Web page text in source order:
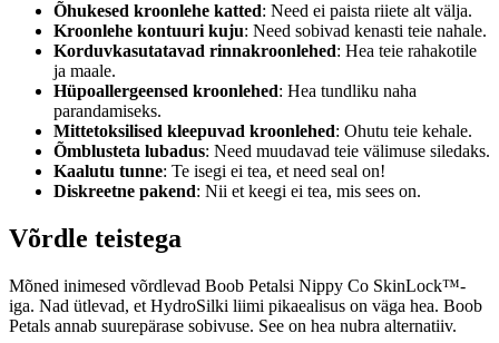
Õhukesed kroonlehe katted: Need ei paista riiete alt välja.
Kroonlehe kontuuri kuju: Need sobivad kenasti teie nahale.
Korduvkasutatavad rinnakroonlehed: Hea teie rahakotile
ja maale.
Hüpoallergeensed kroonlehed: Hea tundliku naha
parandamiseks.
Mittetoksilised kleepuvad kroonlehed: Ohutu teie kehale.
Õmblusteta lubadus: Need muudavad teie välimuse siledaks.
Kaalutu tunne: Te isegi ei tea, et need seal on!
Diskreetne pakend: Nii et keegi ei tea, mis sees on.
Võrdle teistega
Mõned inimesed võrdlevad Boob Petalsi Nippy Co SkinLock™-
iga. Nad ütlevad, et HydroSilki liimi pikaealisus on väga hea. Boob
Petals annab suurepärase sobivuse. See on hea nubra alternatiiv.